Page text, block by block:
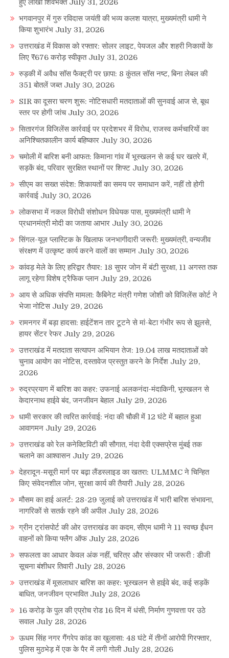
हुए लाखों शिवभक्त July 31, 2026
भगवानपुर में गुरु रविदास जयंती की भव्य कलश यात्रा, मुख्यमंत्री धामी ने
किया शुभारंभ July 31, 2026
उत्तराखंड में विकास को रफ्तार: सोलर लाइट, पेयजल और शहरी निकायों के
लिए ₹676 करोड़ स्वीकृत July 31, 2026
रुड़की में अवैध सॉस फैक्ट्री पर छापा: 8 कुंतल सॉस नष्ट, बिना लेबल की
351 बोतलें जब्त July 30, 2026
SIR का दूसरा चरण शुरू: नोटिसधारी मतदाताओं की सुनवाई आज से, बूथ
स्तर पर होगी जांच July 30, 2026
सितारगंज विजिलेंस कार्रवाई पर प्रदेशभर में विरोध, राजस्व कर्मचारियों का
अनिश्चितकालीन कार्य बहिष्कार July 30, 2026
चमोली में बारिश बनी आफत: किमाना गांव में भूस्खलन से कई घर खतरे में,
सड़कें बंद, परिवार सुरक्षित स्थानों पर शिफ्ट July 30, 2026
सीएम का सख्त संदेश: शिकायतों का समय पर समाधान करें, नहीं तो होगी
कार्रवाई July 30, 2026
लोकसभा में नकल विरोधी संशोधन विधेयक पास, मुख्यमंत्री धामी ने
प्रधानमंत्री मोदी का जताया आभार July 30, 2026
सिंगल-यूज़ प्लास्टिक के खिलाफ जनभागीदारी जरूरी: मुख्यमंत्री, वन्यजीव
संरक्षण में उत्कृष्ट कार्य करने वालों का सम्मान July 30, 2026
कांवड़ मेले के लिए हरिद्वार तैयार: 18 सुपर जोन में बंटी सुरक्षा, 11 अगस्त तक
लागू रहेगा विशेष ट्रैफिक प्लान July 29, 2026
आय से अधिक संपत्ति मामला: कैबिनेट मंत्री गणेश जोशी को विजिलेंस कोर्ट ने
भेजा नोटिस July 29, 2026
रामनगर में बड़ा हादसा: हाईटेंशन तार टूटने से मां-बेटा गंभीर रूप से झुलसे,
हायर सेंटर रेफर July 29, 2026
उत्तराखंड में मतदाता सत्यापन अभियान तेज: 19.04 लाख मतदाताओं को
चुनाव आयोग का नोटिस, दस्तावेज प्रस्तुत करने के निर्देश July 29,
2026
रुद्रप्रयाग में बारिश का कहर: उफनाई अलकनंदा-मंदाकिनी, भूस्खलन से
केदारनाथ हाईवे बंद, जनजीवन बेहाल July 29, 2026
धामी सरकार की त्वरित कार्रवाई: नंदा की चौकी में 12 घंटे में बहाल हुआ
आवागमन July 29, 2026
उत्तराखंड को रेल कनेक्टिविटी की सौगात, नंदा देवी एक्सप्रेस मुंबई तक
चलाने का आश्वासन July 29, 2026
देहरादून-मसूरी मार्ग पर बढ़ा लैंडस्लाइड का खतरा: ULMMC ने चिन्हित
किए संवेदनशील जोन, सुरक्षा कार्य की तैयारी July 28, 2026
मौसम का हाई अलर्ट: 28-29 जुलाई को उत्तराखंड में भारी बारिश संभावना,
नागरिकों से सतर्क रहने की अपील July 28, 2026
ग्रीन ट्रांसपोर्ट की ओर उत्तराखंड का कदम, सीएम धामी ने 11 स्वच्छ ईंधन
वाहनों को किया फ्लैग ऑफ July 28, 2026
सफलता का आधार केवल अंक नहीं, चरित्र और संस्कार भी जरूरी : डीजी
सूचना बंशीधर तिवारी July 28, 2026
उत्तराखंड में मूसलाधार बारिश का कहर: भूस्खलन से हाईवे बंद, कई सड़कें
बाधित, जनजीवन प्रभावित July 28, 2026
16 करोड़ के पुल की एप्रोच रोड 16 दिन में धंसी, निर्माण गुणवत्ता पर उठे
सवाल July 28, 2026
ऊधम सिंह नगर गैंगरेप कांड का खुलासा: 48 घंटे में तीनों आरोपी गिरफ्तार,
पुलिस मुठभेड़ में एक के पैर में लगी गोली July 28, 2026